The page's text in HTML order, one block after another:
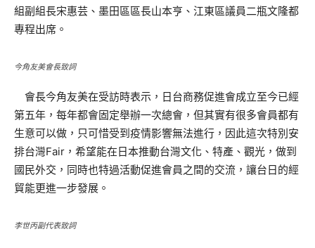
組副組長宋惠芸、墨田區區長山本亨、江東區議員二瓶文隆都
專程出席。
今角友美會長致詞
會長今角友美在受訪時表示，日台商務促進會成立至今已經
第五年，每年都會固定舉辦一次總會，但其實有很多會員都有
生意可以做，只可惜受到疫情影響無法進行，因此這次特別安
排台灣Fair，希望能在日本推動台灣文化、特產、觀光，做到
國民外交，同時也特過活動促進會員之間的交流，讓台日的經
貿能更進一步發展。
李世丙副代表致詞